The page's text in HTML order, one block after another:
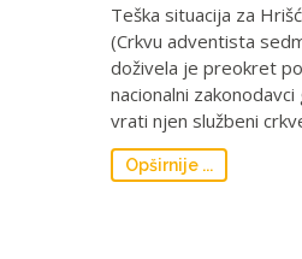
Teška situacija za
(Crkvu adventista
doživela je preokret
nacionalni
vrati njen službeni
Opširnije ...